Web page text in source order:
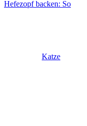
Hefezopf backen: So
Katze